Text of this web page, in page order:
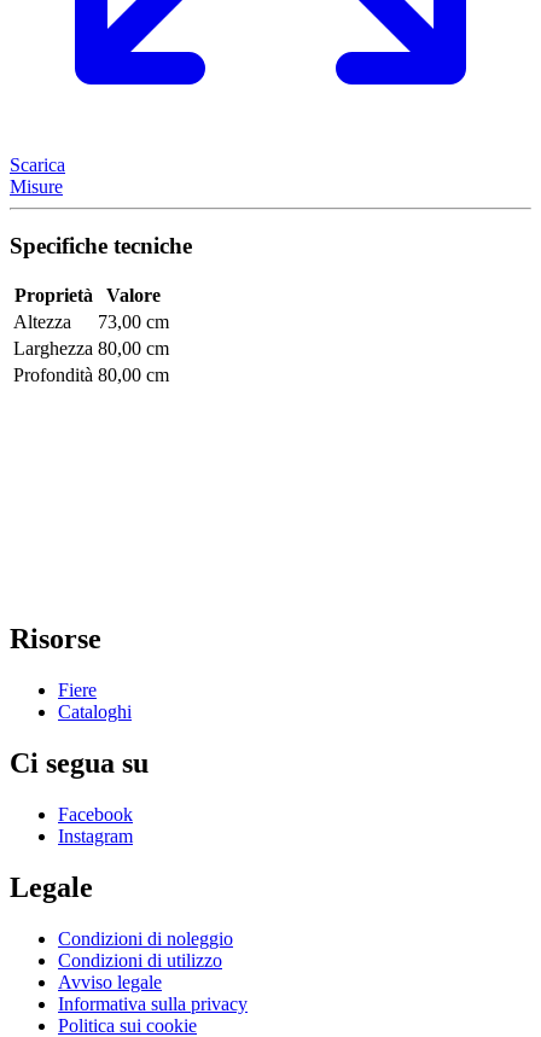
Scarica
Misure
Specifiche tecniche
Proprietà
Valore
Altezza
73,00 cm
Larghezza 80,00 cm
Profondità 80,00 cm
Risorse
Fiere
Cataloghi
Ci segua su
Facebook
Instagram
Legale
Condizioni di noleggio
Condizioni di utilizzo
Avviso legale
Informativa sulla privacy
Politica sui cookie